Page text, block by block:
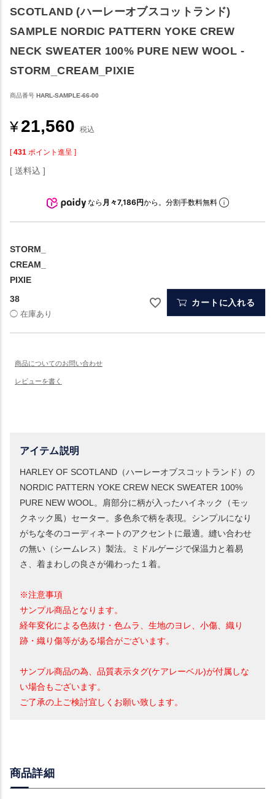
SCOTLAND (ハーレーオブスコットランド)
SAMPLE NORDIC PATTERN YOKE CREW
NECK SWEATER 100% PURE NEW WOOL -
STORM_CREAM_PIXIE
商品番号 HARL-SAMPLE-66-00
¥21,560 税込
[ 431 ポイント進呈 ]
送料込
なら 月々7,186円から。分割手数料無料
STORM_
CREAM_
PIXIE
38
カートに入れる
アイテム説明
HARLEY OF SCOTLAND（ハーレーオブスコットランド）の
NORDIC PATTERN YOKE CREW NECK SWEATER 100%
PURE NEW WOOL。肩部分に柄が入ったハイネック（モッ
クネック風）セーター。多色糸で柄を表現。シンプルになり
がちな冬のコーディネートのアクセントに最適。縫い合わせ
の無い（シームレス）製法。ミドルゲージで保温力と着易
さ、着まわしの良さが備わった１着。
※注意事項
サンプル商品となります。
経年変化による色抜け・色ムラ、生地のヨレ、小傷、織り
跡・織り傷等がある場合がございます。
サンプル商品の為、品質表示タグ(ケアレーベル)が付属しな
い場合もございます。
ご了承の上ご検討宜しくお願い致します。
商品詳細